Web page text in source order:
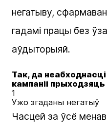
негатыву,
гадамі працы без
аўдыторыяй.
Так, да
кампаніі
1
Ужо згаданы негатыў
Часцей за ўсё